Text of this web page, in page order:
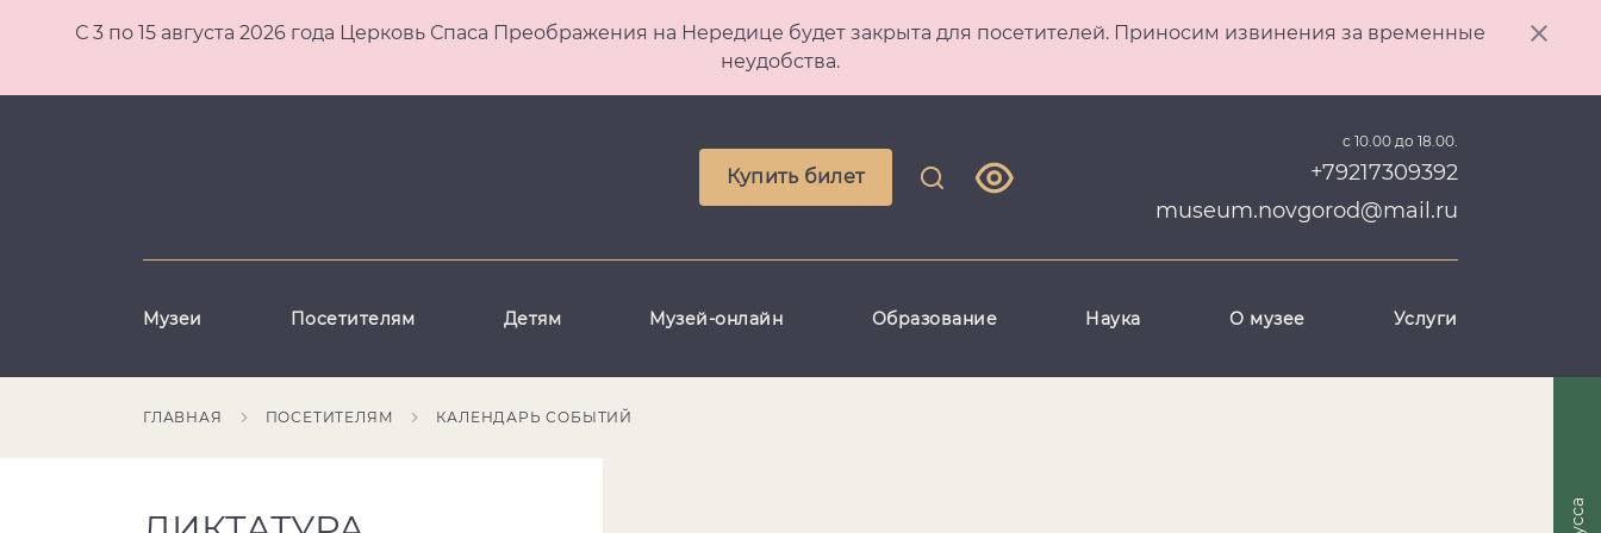
С 3 по 15 августа 2026 года Церковь Спаса Преображения на Нередице будет закрыта для посетителей. Приносим извинения за временные
неудобства.
Купить билет
с 10.00 до 18.00.
+79217309392
museum.novgorod@mail.ru
Музеи Посетителям Детям Музей-онлайн Образование Наука О музее Услуги
ГЛАВНАЯ ПОСЕТИТЕЛЯМ КАЛЕНДАРЬ СОБЫТИЙ